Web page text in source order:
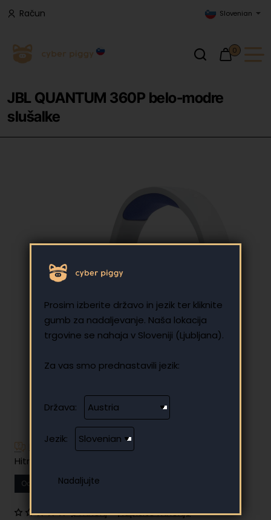
Prosim izberite državo in jezik ter kliknite
gumb za nadaljevanje. Naša lokacija
trgovine se nahaja v Sloveniji (Ljubljana).
Za vas smo prednastavili jezik:
Država:
Jezik:
Račun Slovenian
0
JBL QUANTUM 360P belo-modre
slušalke
Imate dodatna vprašanja?
Hitro in enostavno obročno plačilo
Od 10.29 € Vaš mesečni obrok
0 mnenj • Napišite mnenje